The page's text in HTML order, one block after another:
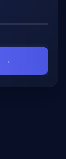
→